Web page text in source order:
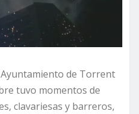
Ayuntamiento de Torrent
tuvo momentos de
clavariesas y barreros,